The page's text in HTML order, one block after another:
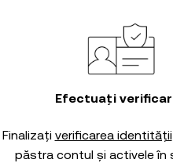
Efectuați
Finalizați verificarea identității
păstra contul și activele în